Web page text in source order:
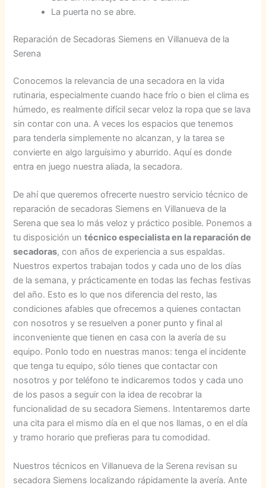
La puerta no se abre.
Reparación de Secadoras Siemens en Villanueva de la
Serena
Conocemos la relevancia de una secadora en la vida
rutinaria, especialmente cuando hace frío o bien el clima es
húmedo, es realmente difícil secar veloz la ropa que se lava
sin contar con una. A veces los espacios que tenemos
para tenderla simplemente no alcanzan, y la tarea se
convierte en algo larguísimo y aburrido. Aquí es donde
entra en juego nuestra aliada, la secadora.
De ahí que queremos ofrecerte nuestro servicio técnico de
reparación de secadoras Siemens en Villanueva de la
Serena que sea lo más veloz y práctico posible. Ponemos a
tu disposición untécnico especialista en la reparación de
secadoras, con años de experiencia a sus espaldas.
Nuestros expertos trabajan todos y cada uno de los días
de la semana, y prácticamente en todas las fechas festivas
del año. Esto es lo que nos diferencia del resto, las
condiciones afables que ofrecemos a quienes contactan
con nosotros y se resuelven a poner punto y final al
inconveniente que tienen en casa con la avería de su
equipo. Ponlo todo en nuestras manos: tenga el incidente
que tenga tu equipo, sólo tienes que contactar con
nosotros y por teléfono te indicaremos todos y cada uno
de los pasos a seguir con la idea de recobrar la
funcionalidad de su secadora Siemens. Intentaremos darte
una cita para el mismo día en el que nos llamas, o en el día
y tramo horario que prefieras para tu comodidad.
Nuestros técnicos en Villanueva de la Serena revisan su
secadora Siemens localizando rápidamente la avería. Ante